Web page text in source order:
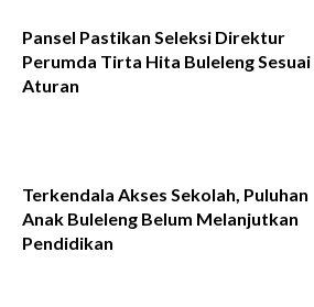
Pansel Pastikan Seleksi Direktur
Perumda Tirta Hita Buleleng Sesuai
Aturan
Terkendala Akses Sekolah, Puluhan
Anak Buleleng Belum Melanjutkan
Pendidikan